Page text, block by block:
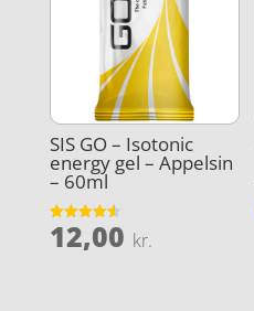
SIS GO – Isotonic
energy gel – Appelsin
– 60ml
Vurderet
4.6
12,00 kr.